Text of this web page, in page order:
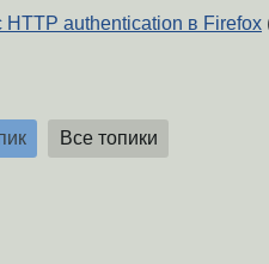
HTTP authentication в Firefox
Все топики